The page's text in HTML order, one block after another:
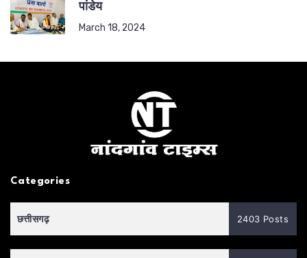
पांडेय
March 18, 2024
Categories
छत्तीसगढ़ 2403 Posts